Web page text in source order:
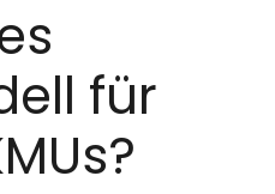
für